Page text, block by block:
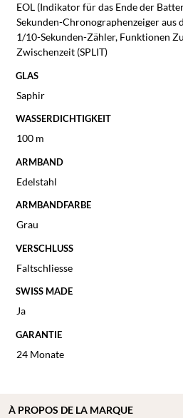
EOL (Indikator für das Ende der
Sekunden-Chronographenzeiger
1/10-Sekunden-Zähler, Funktionen
Zwischenzeit (SPLIT)
GLAS
Saphir
WASSERDICHTIGKEIT
100 m
ARMBAND
Edelstahl
ARMBANDFARBE
Grau
VERSCHLUSS
Faltschliesse
SWISS MADE
Ja
GARANTIE
24 Monate
À PROPOS DE LA MARQUE